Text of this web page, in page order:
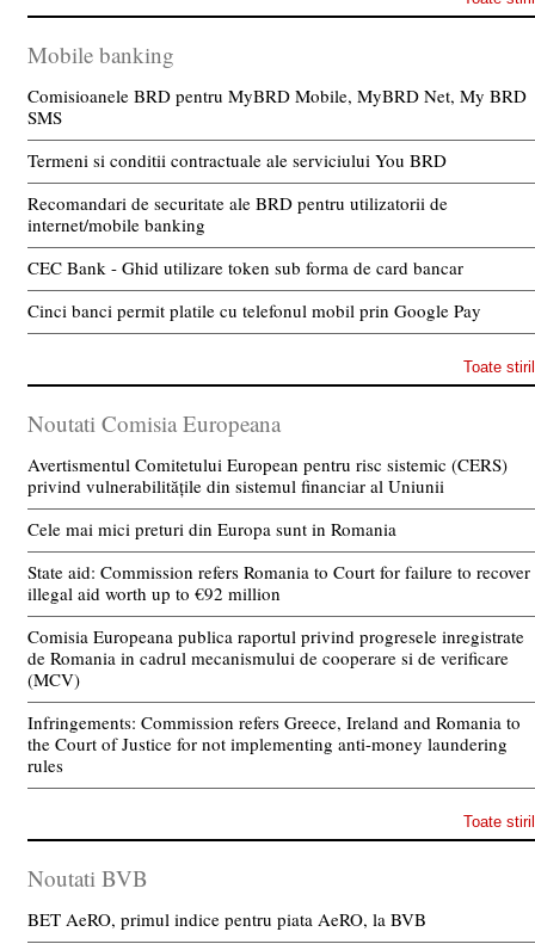
Mobile banking
Comisioanele BRD pentru MyBRD Mobile, MyBRD Net, My BRD
SMS
Termeni si conditii contractuale ale serviciului You BRD
Recomandari de securitate ale BRD pentru utilizatorii de
internet/mobile banking
CEC Bank - Ghid utilizare token sub forma de card bancar
Cinci banci permit platile cu telefonul mobil prin Google Pay
Toate
Noutati Comisia Europeana
Avertismentul Comitetului European pentru risc sistemic (CERS)
privind vulnerabilitățile din sistemul financiar al Uniunii
Cele mai mici preturi din Europa sunt in Romania
State aid: Commission refers Romania to Court for failure to recover
illegal aid worth up to €92 million
Comisia Europeana publica raportul privind progresele inregistrate
de Romania in cadrul mecanismului de cooperare si de verificare
(MCV)
Infringements: Commission refers Greece, Ireland and Romania to
the Court of Justice for not implementing anti-money laundering
rules
Toate
Noutati BVB
BET AeRO, primul indice pentru piata AeRO, la BVB